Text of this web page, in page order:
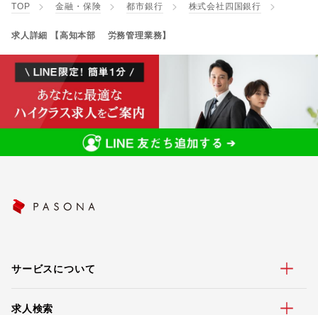
TOP 金融・保険 都市銀行 株式会社四国銀行
求人詳細 【高知本部 労務管理業務】
サービスについて
求人検索